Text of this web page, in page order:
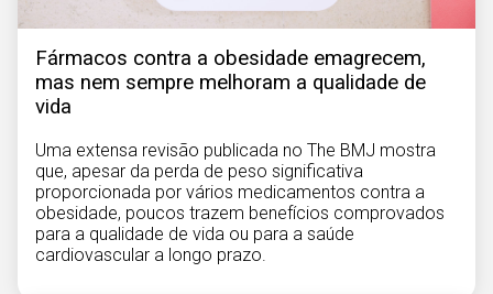
Fármacos contra a obesidade emagrecem,
mas nem sempre melhoram a qualidade de
vida
Uma extensa revisão publicada no The BMJ mostra
que, apesar da perda de peso significativa
proporcionada por vários medicamentos contra a
obesidade, poucos trazem benefícios comprovados
para a qualidade de vida ou para a saúde
cardiovascular a longo prazo.